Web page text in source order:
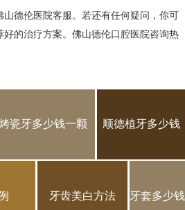
山德伦医院客服。若还有任何疑问，你可
的治疗方案。佛山德伦口腔医院咨询热
瓷牙多少钱一颗 顺德植牙多少钱
牙齿美白方法 牙套多少钱